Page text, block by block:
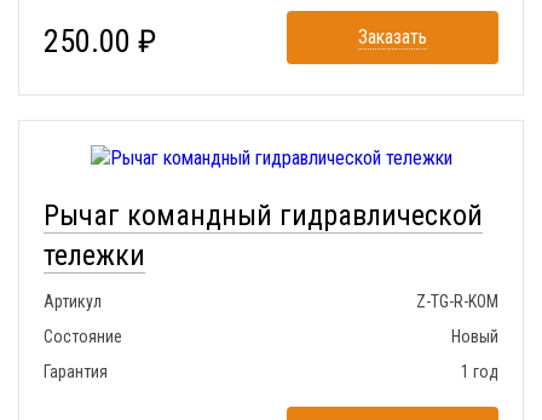
250.00 ₽ Заказать
Рычаг командный гидравлической
тележки
Артикул
Z-TG-R-KOM
Состояние
Новый
Гарантия
1 год